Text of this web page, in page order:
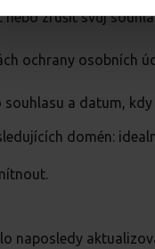
nebo zrušit svůj
ochrany osobních
souhlasu a datum,
domén:
naposledy